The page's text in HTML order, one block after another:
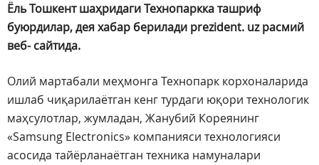
Ёль Тошкент шаҳридаги Технопаркка ташриф
буюрдилар, дея хабар берилади prezident. uz расмий
веб- сайтида.
Олий мартабали меҳмонга Технопарк корхоналарида
ишлаб чиқарилаётган кенг турдаги юқори технологик
маҳсулотлар, жумладан, Жанубий Кореянинг
«Samsung Electronics» компанияси технологияси
асосида тайёрланаётган техника намуналари